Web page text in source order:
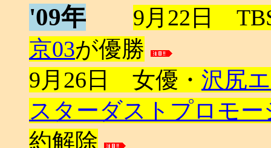
'09年
9月22日
京03が優勝
9月26日 女優・ 沢尻
スターダストプロモー
約解除